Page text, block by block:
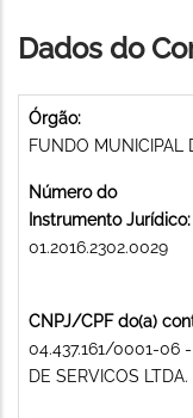
Dados do
Órgão:
FUNDO MUNICIPAL
Número do
Instrumento Jurídico:
01.2016.2302.0029
CNPJ/CPF do(a)
04.437.161/0001-06 -
DE SERVICOS LTDA.